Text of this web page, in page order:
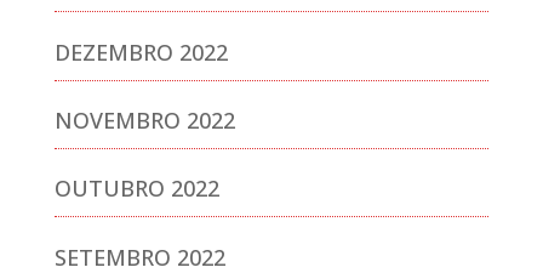
DEZEMBRO 2022
NOVEMBRO 2022
OUTUBRO 2022
SETEMBRO 2022